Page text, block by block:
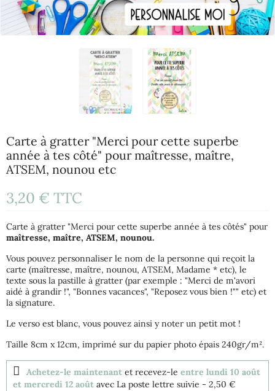
Carte à gratter "Merci pour cette superbe
année à tes côté" pour maîtresse, maître,
ATSEM, nounou etc
3,20 € TTC
Carte à gratter "Merci pour cette superbe année à tes côtés" pour
maîtresse, maître, ATSEM, nounou.
Vous pouvez personnaliser le nom de la personne qui reçoit la
carte (maîtresse, maître, nounou, ATSEM, Madame * etc), le
texte sous la pastille à gratter (par exemple : "Merci de m'avori
aidé à grandir !", "Bonnes vacances", "Reposez vous bien !"" etc) et
la signature.
Le verso est blanc, vous pouvez ainsi y noter un petit mot !
Taille 8cm x 12cm, imprimé sur du papier photo épais 240gr/m².
Achetez-le maintenant et recevez-le entre lundi 10 août
et mercredi 12 août avec La poste lettre suivie - 2,50 €